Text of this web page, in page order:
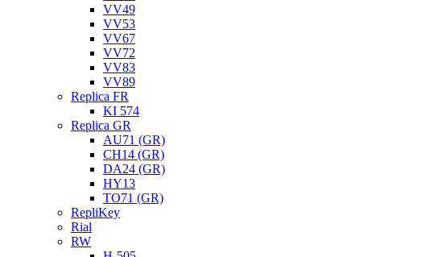
VV49
VV53
VV67
VV72
VV83
VV89
Replica FR
KI 574
Replica GR
AU71 (GR)
CH14 (GR)
DA24 (GR)
HY13
TO71 (GR)
RepliKey
Rial
RW